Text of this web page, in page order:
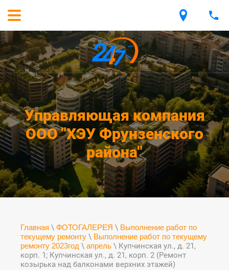
Управляющая компания
ООО "ХЭУ Фрунзенского
района"
Главная \ ФОТОГАЛЕРЕЯ \ Выполнение работ по
текущему ремонту \ Выполнение работ по текущему
ремонту 2023год \ апрель \ Купчинская ул., д. 21,
корп. 1; Купчинская ул., д. 21, корп. 2 (Ремонт
козырька над балконами верхних этажей)